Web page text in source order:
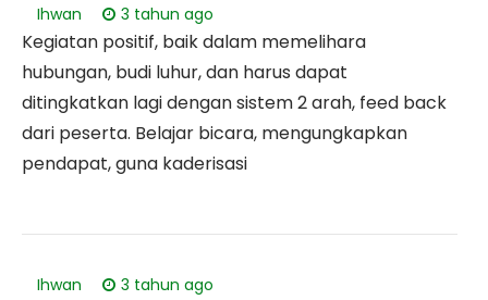
Ihwan 3 tahun ago
Kegiatan positif, baik dalam memelihara
hubungan, budi luhur, dan harus dapat
ditingkatkan lagi dengan sistem 2 arah, feed back
dari peserta. Belajar bicara, mengungkapkan
pendapat, guna kaderisasi
Ihwan 3 tahun ago